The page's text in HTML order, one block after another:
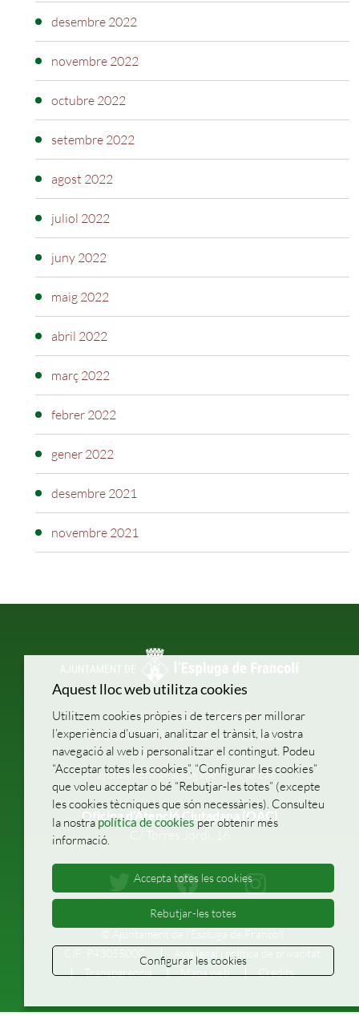
desembre 2022
novembre 2022
octubre 2022
setembre 2022
agost 2022
juliol 2022
juny 2022
maig 2022
abril 2022
març 2022
febrer 2022
gener 2022
desembre 2021
novembre 2021
Pl. de la Vila, 1
43440
Telèfons: 977 87 00 05 - 977 87 02 27
Fax: 977 870 115
ajuntament@esplugadefrancoli.cat
Oficina d’Atenció Ciutadana (OAC)
Avís legal i política de privacitat
Transparència
Mapa web Crèdits
Aquest lloc web utilitza cookies
Utilitzem cookies pròpies i de tercers per millorar
l’experiència d’usuari, analitzar el trànsit, la vostra
navegació al web i personalitzar el contingut. Podeu
“Acceptar totes les cookies”, “Configurar les cookies”
que voleu acceptar o bé “Rebutjar-les totes” (excepte
les cookies tècniques que són necessàries). Consulteu
la nostra política de cookies per obtenir més
informació.
Accepta totes les cookies
Rebutjar-les totes
Configurar les cookies